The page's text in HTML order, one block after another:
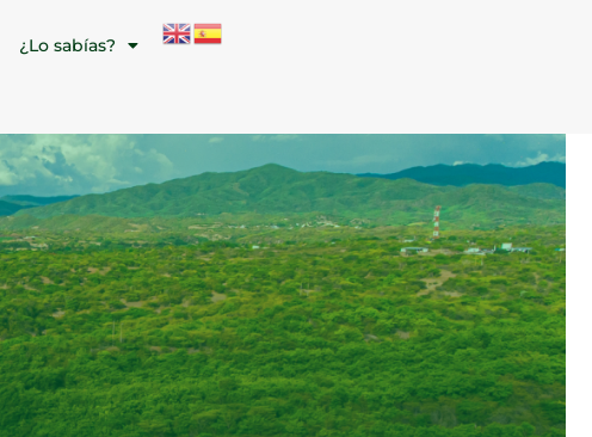
¿Lo sabías?